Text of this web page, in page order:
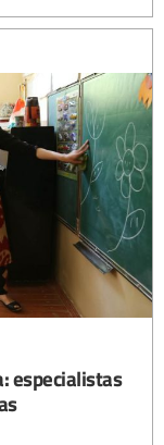
especialistas